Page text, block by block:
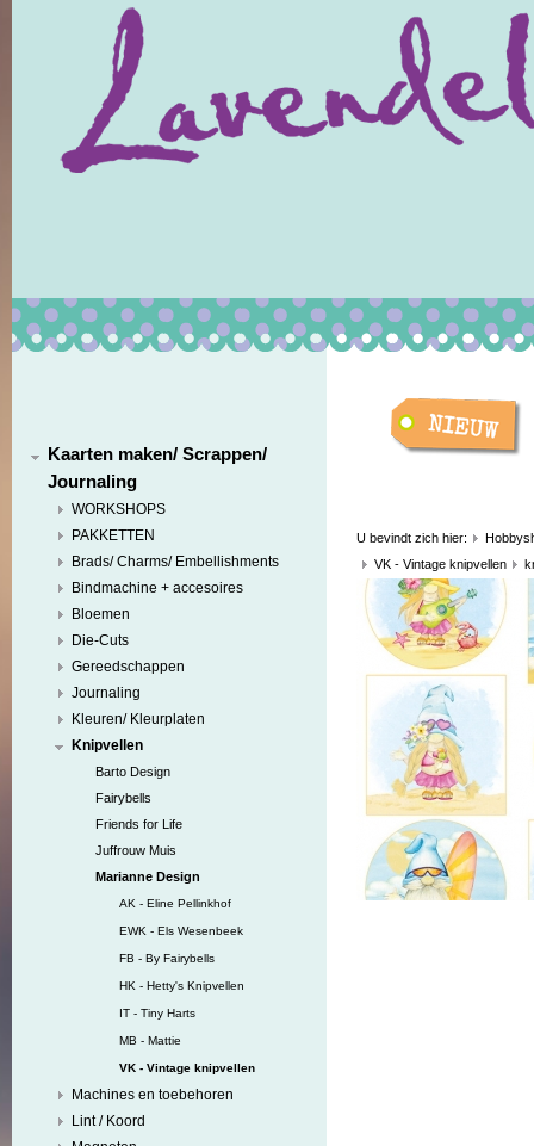
Kaarten maken/ Scrappen/
Journaling
WORKSHOPS
PAKKETTEN
Brads/ Charms/ Embellishments
Bindmachine + accesoires
Bloemen
Die-Cuts
Gereedschappen
Journaling
Kleuren/ Kleurplaten
Knipvellen
Barto Design
Fairybells
Friends for Life
Juffrouw Muis
Marianne Design
AK - Eline Pellinkhof
EWK - Els Wesenbeek
FB - By Fairybells
HK - Hetty's Knipvellen
IT - Tiny Harts
MB - Mattie
VK - Vintage knipvellen
Machines en toebehoren
Lint / Koord
U bevindt zich hier:
VK - Vintage knipvellen